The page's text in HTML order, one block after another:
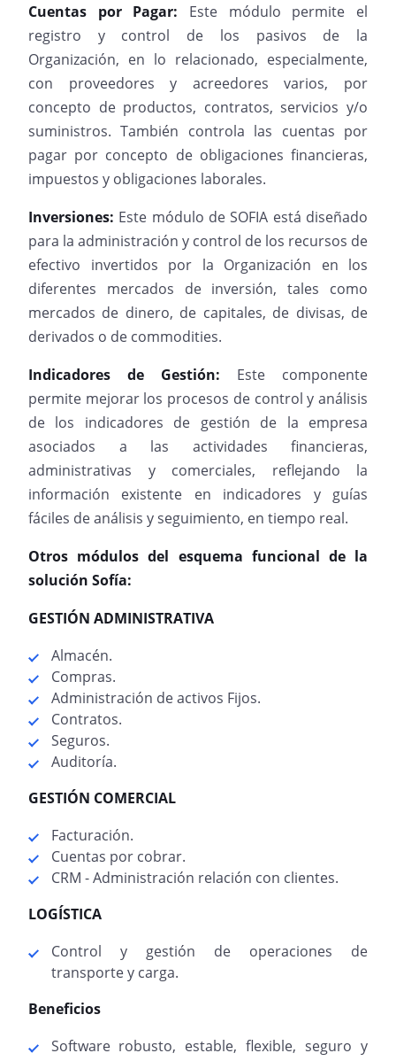
Cuentas por Pagar: Este módulo permite el
registro y control de los pasivos de la
Organización, en lo relacionado, especialmente,
con proveedores y acreedores varios, por
concepto de productos, contratos, servicios y/o
suministros. También controla las cuentas por
pagar por concepto de obligaciones financieras,
impuestos y obligaciones laborales.
Inversiones: Este módulo de SOFIA está diseñado
para la administración y control de los recursos de
efectivo invertidos por la Organización en los
diferentes mercados de inversión, tales como
mercados de dinero, de capitales, de divisas, de
derivados o de commodities.
Indicadores de Gestión: Este componente
permite mejorar los procesos de control y análisis
de los indicadores de gestión de la empresa
asociados a las actividades financieras,
administrativas y comerciales, reflejando la
información existente en indicadores y guías
fáciles de análisis y seguimiento, en tiempo real.
Otros módulos del esquema funcional de la
solución Sofía:
GESTIÓN ADMINISTRATIVA
Almacén.
Compras.
Administración de activos Fijos.
Contratos.
Seguros.
Auditoría.
GESTIÓN COMERCIAL
Facturación.
Cuentas por cobrar.
CRM - Administración relación con clientes.
LOGÍSTICA
Control y gestión de operaciones de
transporte y carga.
Beneficios
Software robusto, estable, flexible, seguro y